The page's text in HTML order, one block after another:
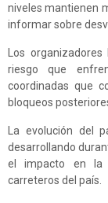
niveles mantienen
informar sobre
Los
riesgo que
coordinadas que
bloqueos
La evolución del
desarrollando
el impacto en la
carreteros del país.